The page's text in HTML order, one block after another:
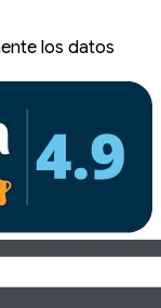
los datos